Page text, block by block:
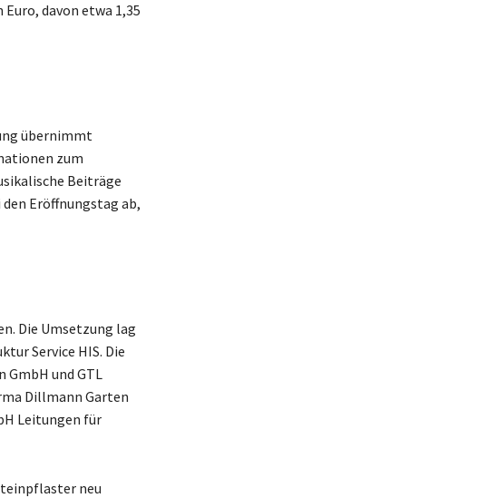
davon etwa 1,35
übernimmt
zum
Beiträge
Eröffnungstag ab,
Die Umsetzung lag
Service HIS. Die
GmbH und GTL
Dillmann Garten
Leitungen für
neu